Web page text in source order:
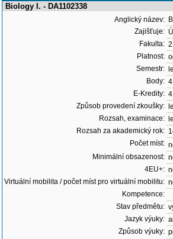
Biology I. - DA1102338
Anglický název:
Zajišťuje:
Fakulta:
Platnost:
Semestr:
Body: 4
E-Kredity: 4
Způsob provedení zkoušky:
Rozsah, examinace:
Rozsah za akademický rok:
Počet míst:
Minimální obsazenost:
4EU+:
Virtuální mobilita / počet míst pro virtuální mobilitu:
Kompetence:
Stav předmětu:
Jazyk výuky:
Způsob výuky: